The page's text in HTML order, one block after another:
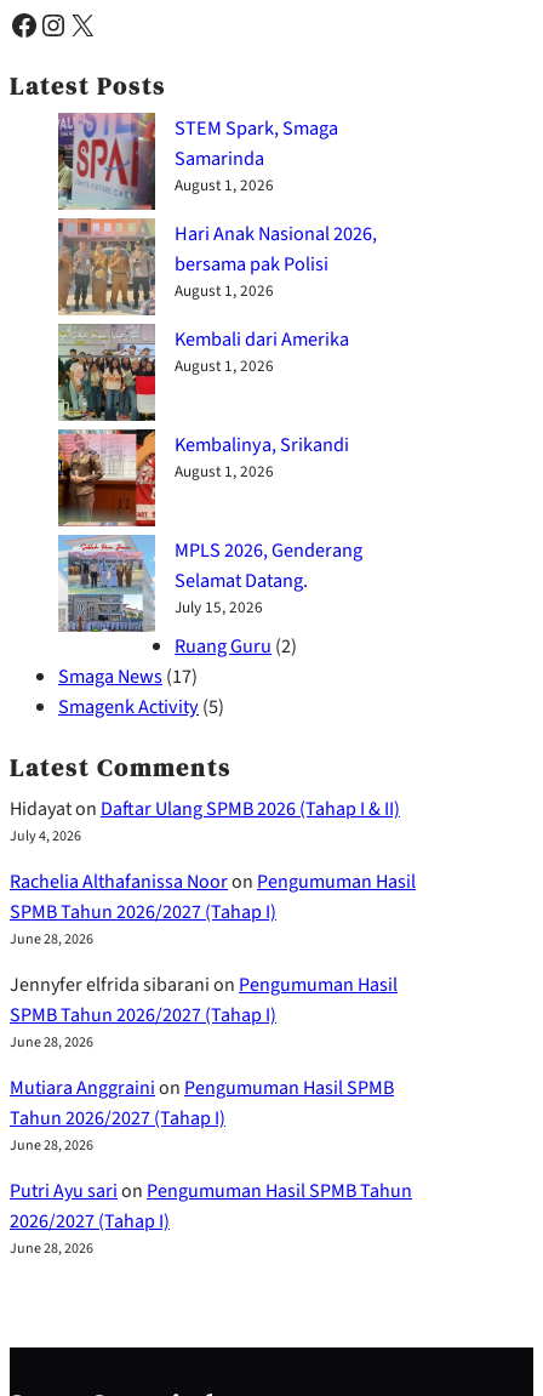
Facebook Instagram X
Latest Posts
STEM Spark, Smaga
Samarinda
August 1, 2026
Hari Anak Nasional 2026,
bersama pak Polisi
August 1, 2026
Kembali dari Amerika
August 1, 2026
Kembalinya, Srikandi
August 1, 2026
MPLS 2026, Genderang
Selamat Datang.
July 15, 2026
Ruang Guru (2)
Smaga News(17)
Smagenk Activity(5)
Latest Comments
Hidayaton Daftar Ulang SPMB 2026 (Tahap I & II)
July 4, 2026
Rachelia Althafanissa Nooron Pengumuman Hasil
SPMB Tahun 2026/2027 (Tahap I)
June 28, 2026
Jennyfer elfrida sibaranion Pengumuman Hasil
SPMB Tahun 2026/2027 (Tahap I)
June 28, 2026
Mutiara Anggrainion Pengumuman Hasil SPMB
Tahun 2026/2027 (Tahap I)
June 28, 2026
Putri Ayu sarion Pengumuman Hasil SPMB Tahun
2026/2027 (Tahap I)
June 28, 2026